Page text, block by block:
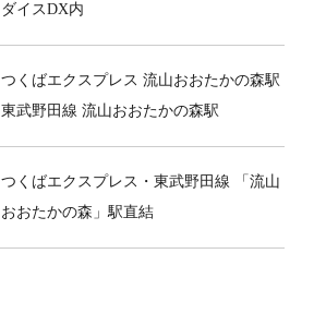
ダイスDX内
つくばエクスプレス 流山おおたかの森駅
東武野田線 流山おおたかの森駅
つくばエクスプレス・東武野田線 「流山
おおたかの森」駅直結